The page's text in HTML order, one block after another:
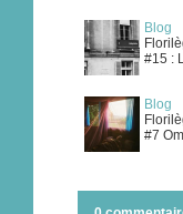
Blog
#15 :
Blog
#7